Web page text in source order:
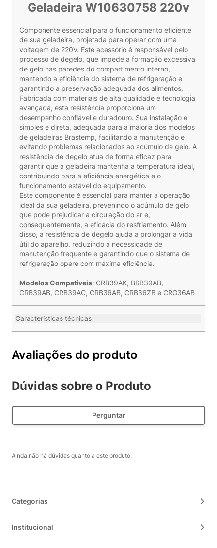
Geladeira W10630758 220v
Componente essencial para o funcionamento eficiente
de sua geladeira, projetada para operar com uma
voltagem de 220V. Este acessório é responsável pelo
processo de degelo, que impede a formação excessiva
de gelo nas paredes do compartimento interno,
mantendo a eficiência do sistema de refrigeração e
garantindo a preservação adequada dos alimentos.
Fabricada com materiais de alta qualidade e tecnologia
avançada, esta resistência proporciona um
desempenho confiável e duradouro. Sua instalação é
simples e direta, adequada para a maioria dos modelos
de geladeiras Brastemp, facilitando a manutenção e
evitando problemas relacionados ao acúmulo de gelo. A
resistência de degelo atua de forma eficaz para
garantir que a geladeira mantenha a temperatura ideal,
contribuindo para a eficiência energética e o
funcionamento estável do equipamento.
Este componente é essencial para manter a operação
ideal da sua geladeira, prevenindo o acúmulo de gelo
que pode prejudicar a circulação do ar e,
consequentemente, a eficácia do resfriamento. Além
disso, a resistência de degelo ajuda a prolongar a vida
útil do aparelho, reduzindo a necessidade de
manutenção frequente e garantindo que o sistema de
refrigeração opere com máxima eficiência.
Modelos Compatíveis: CRB39AK, BRB39AB,
CRB39AB, CRB39AC, CRB36AB, CRB36ZB e CRG36AB
Características técnicas
Avaliações do produto
Dúvidas sobre o Produto
Perguntar
Ainda não há dúvidas quanto a este produto.
Categorias
Institucional